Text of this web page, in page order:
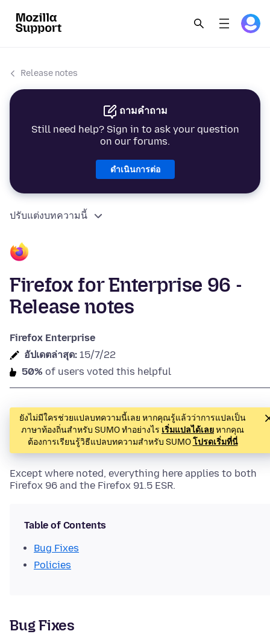
Release notes
ถามคำถาม
Still need help? Sign in to ask your question
on our forums.
ดำเนินการต่อ
ปรับแต่งบทความนี้
Firefox for Enterprise 96 -
Release notes
Firefox Enterprise
อัปเดตล่าสุด: 15/7/22
50% of users voted this helpful
ยังไม่มีใครช่วยแปลบทความนี้เลย หากคุณรู้แล้วว่าการแปลเป็น
ภาษาท้องถิ่นสำหรับ SUMO ทำอย่างไร เริ่มแปลได้เลยหากคุณ
ต้องการเรียนรู้วิธีแปลบทความสำหรับ SUMOโปรดเริ่มที่นี่
Except where noted, everything here applies to both
Firefox 96 and the Firefox 91.5 ESR.
Table of Contents
Bug Fixes
Policies
Bug Fixes